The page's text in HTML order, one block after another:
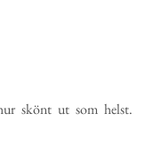
skönt ut som helst.